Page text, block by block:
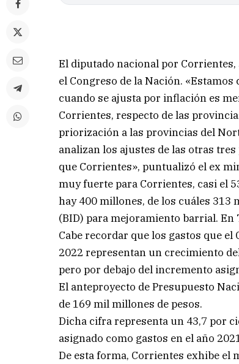
El diputado nacional por Corrientes,
el Congreso de la Nación.
cuando se ajusta por inflación es
Corrientes, respecto de las
priorización a las provincias del
analizan los ajustes de las otras
que Corrientes», puntualizó el ex
muy fuerte para Corrientes, casi el
hay 400 millones, de los cuáles
(BID) para mejoramiento barrial. En
Cabe recordar que los gastos que
2022 representan un crecimiento
pero por debajo del incremento
El anteproyecto de Presupuesto
de 169 mil millones de pesos.
Dicha cifra representa un 43,7 por
asignado como gastos en el año
De esta forma, Corrientes exhibe el